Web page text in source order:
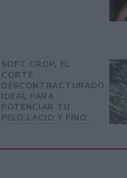
SOFT CROP, EL
CORTE
DESCONTRACTURADO
IDEAL PARA
POTENCIAR TU
PELO LACIO Y FINO